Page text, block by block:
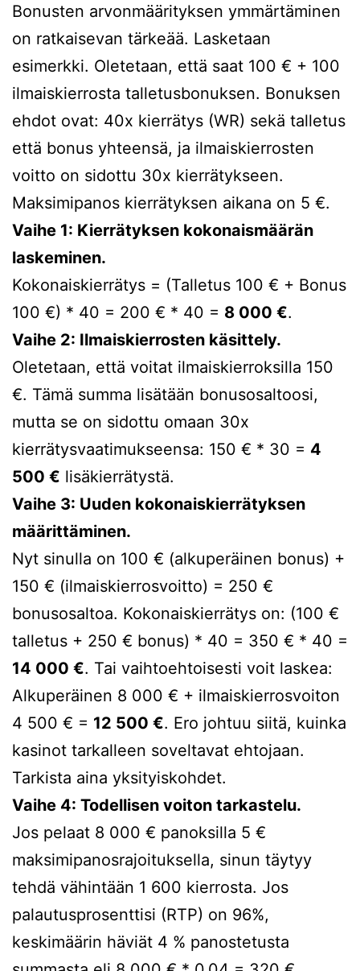
Bonusten arvonmäärityksen ymmärtäminen
on ratkaisevan tärkeää. Lasketaan
esimerkki. Oletetaan, että saat 100 € + 100
ilmaiskierrosta talletusbonuksen. Bonuksen
ehdot ovat: 40x kierrätys (WR) sekä talletus
että bonus yhteensä, ja ilmaiskierrosten
voitto on sidottu 30x kierrätykseen.
Maksimipanos kierrätyksen aikana on 5 €.
Vaihe 1: Kierrätyksen kokonaismäärän
laskeminen.
Kokonaiskierrätys = (Talletus 100 € + Bonus
100 €) * 40 = 200 € * 40 = 8 000 €.
Vaihe 2: Ilmaiskierrosten käsittely.
Oletetaan, että voitat ilmaiskierroksilla 150
€. Tämä summa lisätään bonusosaltoosi,
mutta se on sidottu omaan 30x
kierrätysvaatimukseensa: 150 € * 30 = 4
500 € lisäkierrätystä.
Vaihe 3: Uuden kokonaiskierrätyksen
määrittäminen.
Nyt sinulla on 100 € (alkuperäinen bonus) +
150 € (ilmaiskierrosvoitto) = 250 €
bonusosaltoa. Kokonaiskierrätys on: (100 €
talletus + 250 € bonus) * 40 = 350 € * 40 =
14 000 €. Tai vaihtoehtoisesti voit laskea:
Alkuperäinen 8 000 € + ilmaiskierrosvoiton
4 500 € = 12 500 €. Ero johtuu siitä, kuinka
kasinot tarkalleen soveltavat ehtojaan.
Tarkista aina yksityiskohdet.
Vaihe 4: Todellisen voiton tarkastelu.
Jos pelaat 8 000 € panoksilla 5 €
maksimipanosrajoituksella, sinun täytyy
tehdä vähintään 1 600 kierrosta. Jos
palautusprosenttisi (RTP) on 96%,
keskimäärin häviät 4 % panostetusta